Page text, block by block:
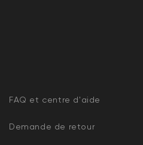
FAQ et centre d'aide
Demande de retour